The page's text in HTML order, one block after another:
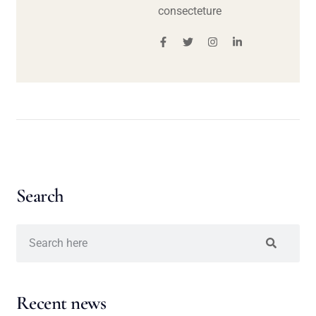
consecteture
Search
Recent news